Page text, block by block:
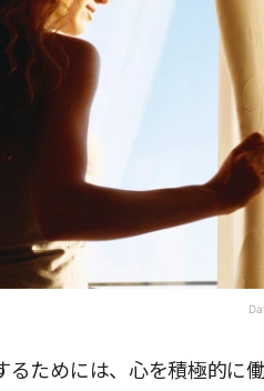
るためには、心を積極的に